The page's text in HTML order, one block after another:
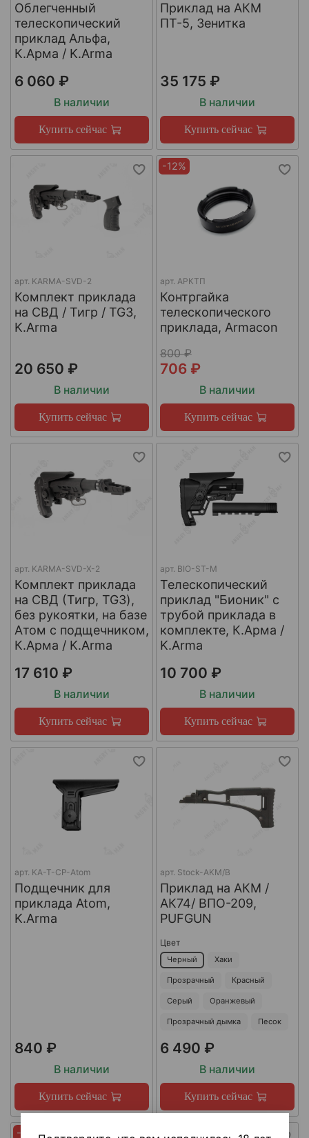
Облегченный
телескопический
приклад Альфа,
К.Арма / K.Arma
6 060 ₽
В наличии
Купить сейчас
Приклад на АКМ
ПТ-5, Зенитка
35 175 ₽
В наличии
Купить сейчас
арт. KARMA-SVD-2
Комплект приклада
на СВД / Тигр / TG3,
K.Arma
20 650 ₽
В наличии
Купить сейчас
-12%
арт. АРКТП
Контргайка
телескопического
приклада, Armacon
800 ₽
706 ₽
В наличии
Купить сейчас
арт. KARMA-SVD-X-2
Комплект приклада
на СВД (Тигр, TG3),
без рукоятки, на базе
Атом с подщечником,
К.Арма / K.Arma
17 610 ₽
В наличии
Купить сейчас
арт. BIO-ST-M
Телескопический
приклад "Бионик" с
трубой приклада в
комплекте, К.Арма /
K.Arma
10 700 ₽
В наличии
Купить сейчас
арт. KA-T-CP-Atom
Подщечник для
приклада Atom,
K.Arma
840 ₽
В наличии
Купить сейчас
арт. Stock-AKM/B
Приклад на АКМ /
АК74/ ВПО-209,
PUFGUN
Цвет
Черный Хаки
Прозрачный Красный
Серый Оранжевый
Прозрачный дымка Песок
6 490 ₽
В наличии
Купить сейчас
-45%